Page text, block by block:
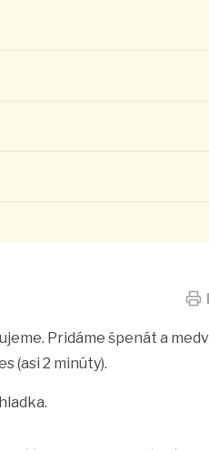
Pridáme špenát a
(asi 2 minúty).